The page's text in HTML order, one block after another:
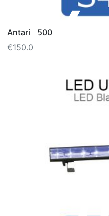
Antari S500
€150.00